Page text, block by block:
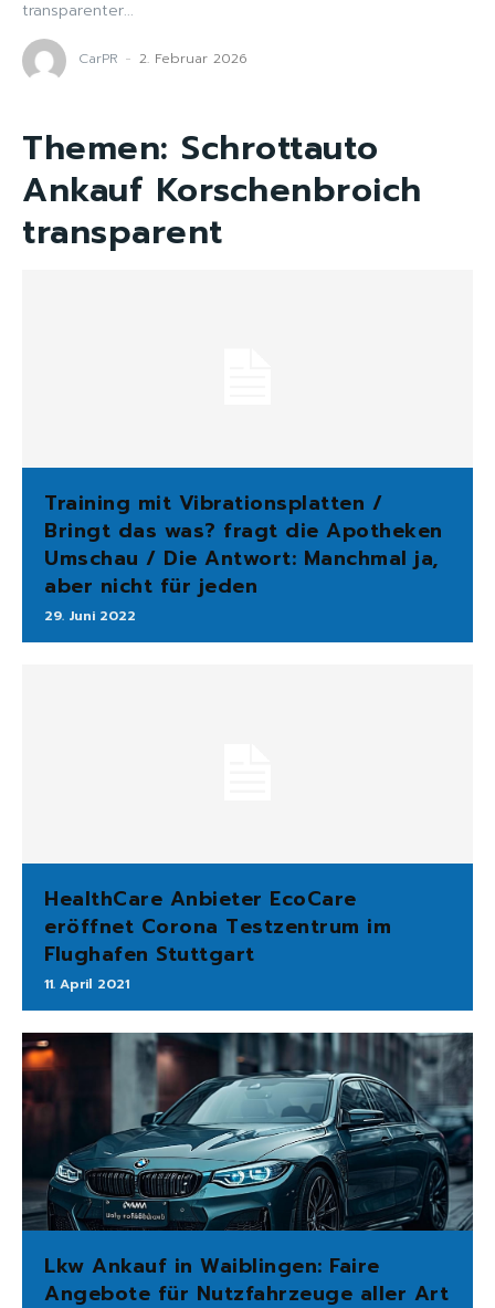
transparenter...
CarPR - 2. Februar 2026
Themen: Schrottauto
Ankauf Korschenbroich
transparent
Training mit Vibrationsplatten /
Bringt das was? fragt die Apotheken
Umschau / Die Antwort: Manchmal ja,
aber nicht für jeden
29. Juni 2022
HealthCare Anbieter EcoCare
eröffnet Corona Testzentrum im
Flughafen Stuttgart
11. April 2021
Lkw Ankauf in Waiblingen: Faire
Angebote für Nutzfahrzeuge aller Art